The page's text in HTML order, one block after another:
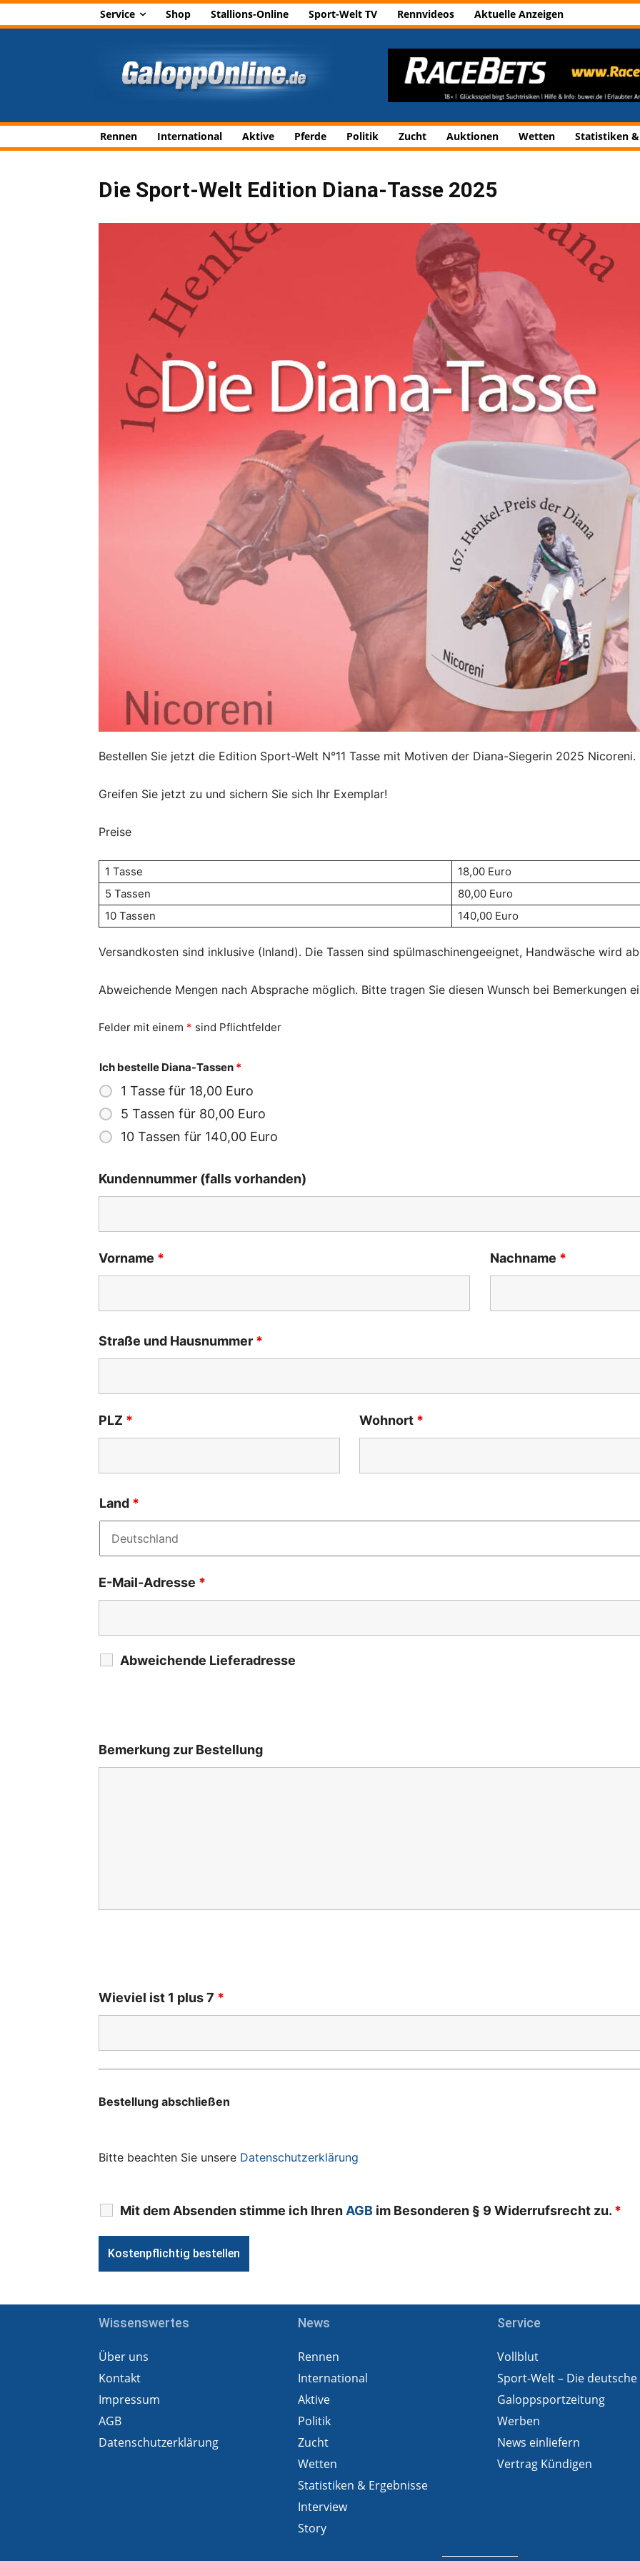
Service Shop Stallions-Online Sport-Welt TV Rennvideos Aktuelle Anzeigen
Rennen International Aktive Pferde Politik Zucht Auktionen Wetten Statistiken
Die Sport-Welt Edition Diana-Tasse 2025
Bestellen Sie jetzt die Edition Sport-Welt N°11 Tasse mit Motiven der Diana-Siegerin 2025 Nicoreni.
Greifen Sie jetzt zu und sichern Sie sich Ihr Exemplar!
Preise
1 Tasse
18,00 Euro
5 Tassen
80,00 Euro
10 Tassen
140,00 Euro
Versandkosten sind inklusive (Inland). Die Tassen sind spülmaschinengeeignet, Handwäsche wird
Abweichende Mengen nach Absprache möglich. Bitte tragen Sie diesen Wunsch bei Bemerkungen
Felder mit einem * sind Pflichtfelder
Ich bestelle Diana-Tassen *
1 Tasse für 18,00 Euro
5 Tassen für 80,00 Euro
10 Tassen für 140,00 Euro
Kundennummer (falls vorhanden)
Vorname * Nachname *
Straße und Hausnummer *
PLZ * Wohnort *
Land *
E-Mail-Adresse *
Abweichende Lieferadresse
Bemerkung zur Bestellung
Wieviel ist 1 plus 7 *
Bestellung abschließen
Bitte beachten Sie unsere Datenschutzerklärung
Mit dem Absenden stimme ich Ihren AGB im Besonderen § 9 Widerrufsrecht zu. *
Wissenswertes
Über uns
Kontakt
Impressum
AGB
Datenschutzerklärung
News
Rennen
International
Aktive
Politik
Zucht
Wetten
Statistiken & Ergebnisse
Interview
Story
Service
Vollblut
Sport-Welt – Die deutsche
Galoppsportzeitung
Werben
News einliefern
Vertrag Kündigen